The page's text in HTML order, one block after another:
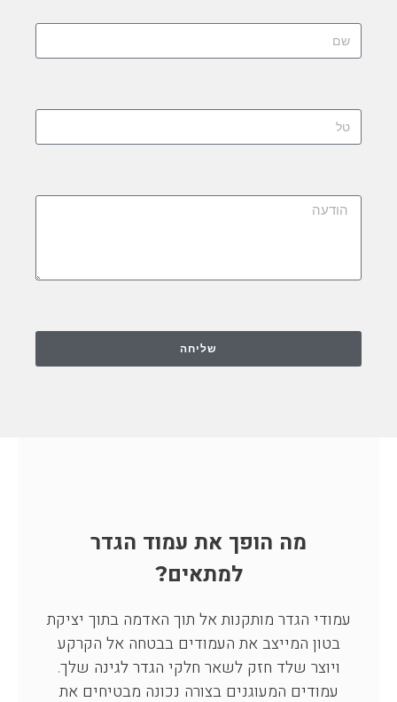
שליחה
מה הופך את עמוד הגדר
למתאים?
עמודי הגדר מותקנות אל תוך האדמה בתוך יציקת
בטון המייצב את העמודים בבטחה אל הקרקע
ויוצר שלד חזק לשאר חלקי הגדר לגינהשלך.
עמודים המעוגנים בצורה נכונה מבטיחים את